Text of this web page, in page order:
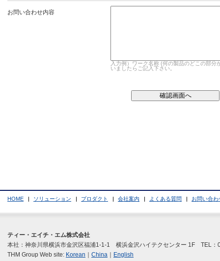
お問い合わせ内容
入力例）ワーク名称 (何の製品のどこの部
いましたらご記入下さい。
HOME ソリューション プロダクト 会社案内 よくある質問 お問い合わ
ティー・エイチ・エム株式会社
本社：神奈川県横浜市金沢区福浦1-1-1 横浜金沢ハイテクセンター 1F TEL：
THM Group Web site: Korean China English